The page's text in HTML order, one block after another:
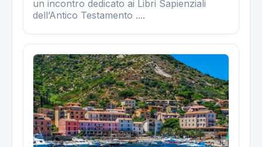
un incontro dedicato ai Libri Sapienziali
dell’Antico Testamento ....